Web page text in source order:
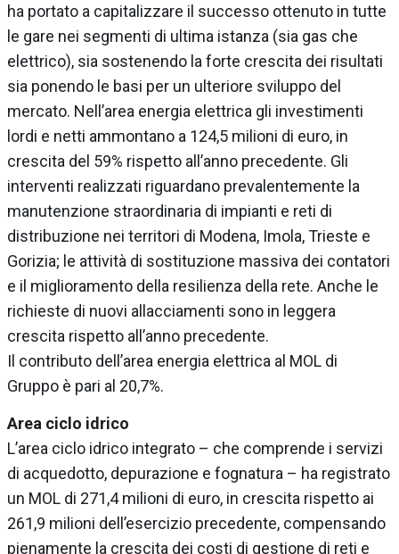
ha portato a capitalizzare il successo ottenuto in tutte
le gare nei segmenti di ultima istanza (sia gas che
elettrico), sia sostenendo la forte crescita dei risultati
sia ponendo le basi per un ulteriore sviluppo del
mercato. Nell’area energia elettrica gli investimenti
lordi e netti ammontano a 124,5 milioni di euro, in
crescita del 59% rispetto all’anno precedente. Gli
interventi realizzati riguardano prevalentemente la
manutenzione straordinaria di impianti e reti di
distribuzione nei territori di Modena, Imola, Trieste e
Gorizia; le attività di sostituzione massiva dei contatori
e il miglioramento della resilienza della rete. Anche le
richieste di nuovi allacciamenti sono in leggera
crescita rispetto all’anno precedente.
Il contributo dell’area energia elettrica al MOL di
Gruppo è pari al 20,7%.
Area ciclo idrico
L’area ciclo idrico integrato – che comprende i servizi
di acquedotto, depurazione e fognatura – ha registrato
un MOL di 271,4 milioni di euro, in crescita rispetto ai
261,9 milioni dell’esercizio precedente, compensando
pienamente la crescita dei costi di gestione di reti e